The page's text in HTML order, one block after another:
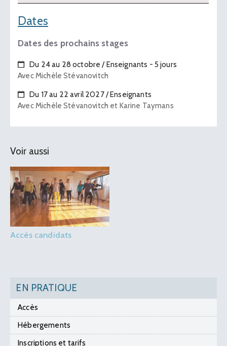
Dates
Dates des prochains stages
Du 24 au 28 octobre / Enseignants - 5 jours
Avec Michèle Stévanovitch
Du 17 au 22 avril 2027 / Enseignants
Avec Michèle Stévanovitch et Karine Taymans
Voir aussi
Accès candidats
EN PRATIQUE
Accès
Hébergements
Inscriptions et tarifs